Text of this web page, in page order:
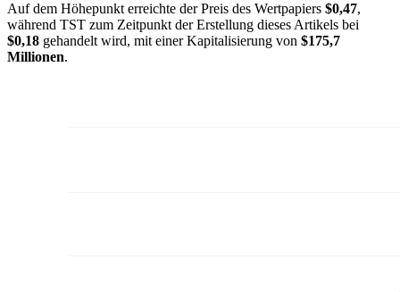
Auf dem Höhepunkt erreichte der Preis des Wertpapiers $0,47,
während TST zum Zeitpunkt der Erstellung dieses Artikels bei
$0,18 gehandelt wird, mit einer Kapitalisierung von $175,7
Millionen.